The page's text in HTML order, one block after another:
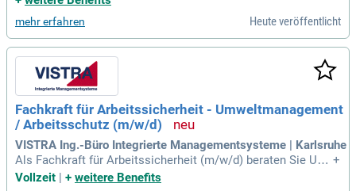
und hast gute Deutsch-
mehr erfahren Heute veröffentlicht
Fachkraft für Arbeitssicherheit - Umweltmanagement
/ Arbeitsschutz (m/w/d)
VISTRA Ing.-Büro Integrierte Managementsysteme | Karlsruhe
Als Fachkraft für Arbeitssicherheit (m/w/d) beraten Sie Unt
ernehmen bei der Einhaltung von Arbeitsschutz- und Unfallv
+
Vollzeit
+ weitere Benefits